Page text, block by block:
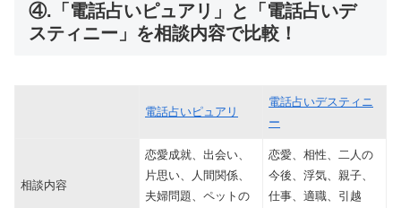
④.「電話占いピュアリ」と「電話占いデ
スティニー」を相談内容で比較！
電話占いピュアリ
電話占いデスティニ
ー
相談内容
恋愛成就、出会い、
片思い、人間関係、
夫婦問題、ペットの
恋愛、相性、二人の
今後、浮気、親子、
仕事、適職、引越